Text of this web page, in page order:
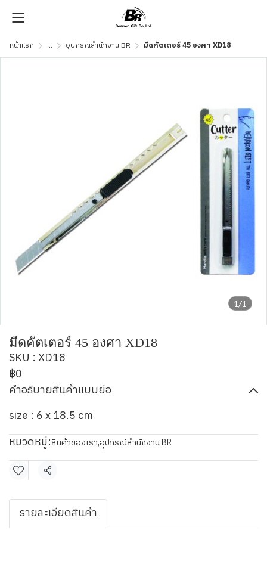
หน้าแรก ... อุปกรณ์สำนักงาน BR มีดคัตเตอร์ 45 องศา XD18
1/1
มีดคัตเตอร์ 45 องศา XD18
SKU : XD18
฿0
คำอธิบายสินค้าแบบย่อ
size : 6 x 18.5 cm
หมวดหมู่:สินค้าของเรา,อุปกรณ์สำนักงาน BR
แชร์
รายละเอียดสินค้า